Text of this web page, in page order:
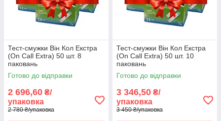
Тест-смужки Він Кол Екстра
(On Call Extra) 50 шт. 8
паковань
Готово до відправки
2 696,60 ₴/
упаковка
2 780 ₴/упаковка
Тест-смужки Він Кол Екстра
(On Call Extra) 50 шт. 10
паковань
Готово до відправки
3 346,50 ₴/
упаковка
3 450 ₴/упаковка